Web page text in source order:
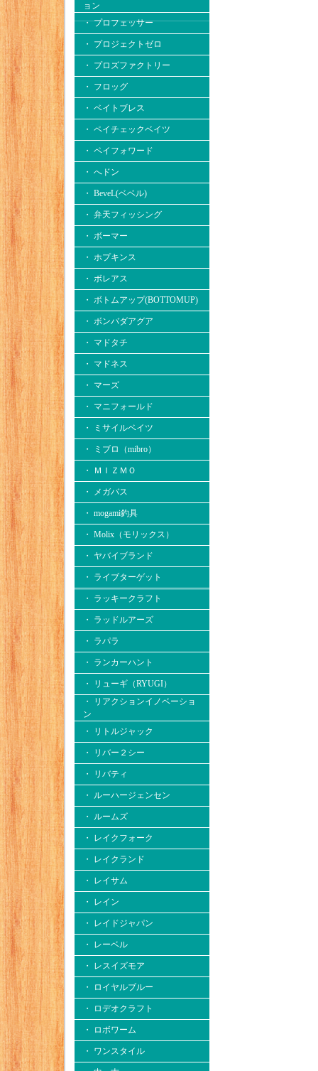
ョン
・ プロフェッサー
・ プロジェクトゼロ
・ プロズファクトリー
・ フロッグ
・ ベイトブレス
・ ペイチェックベイツ
・ ペイフォワード
・ へドン
・ BeveL(ベベル)
・ 弁天フィッシング
・ ボーマー
・ ホプキンス
・ ボレアス
・ ボトムアップ(BOTTOMUP)
・ ボンバダアグア
・ マドタチ
・ マドネス
・ マーズ
・ マニフォールド
・ ミサイルベイツ
・ ミブロ（mibro）
・ ＭＩＺＭＯ
・ メガバス
・ mogami釣具
・ Molix（モリックス）
・ ヤバイブランド
・ ライブターゲット
・ ラッキークラフト
・ ラッドルアーズ
・ ラパラ
・ ランカーハント
・ リューギ（RYUGI）
・ リアクションイノベーショ
ン
・ リトルジャック
・ リバー２シー
・ リバティ
・ ルーハージェンセン
・ ルームズ
・ レイクフォーク
・ レイクランド
・ レイサム
・ レイン
・ レイドジャパン
・ レーベル
・ レスイズモア
・ ロイヤルブルー
・ ロデオクラフト
・ ロボワーム
・ ワンスタイル